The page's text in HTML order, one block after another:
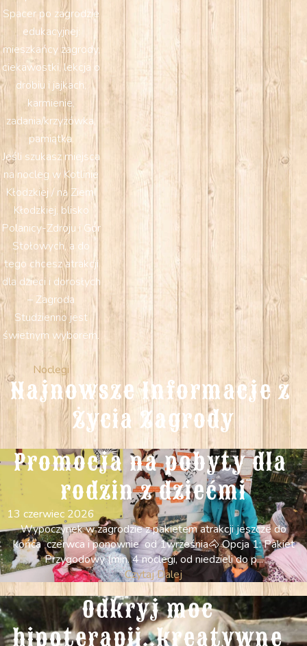
Spacer po zagrodzie
edukacyjnej:
mieszkańcy zagrody,
ciekawostki, lekcja o
drobiu i jajkach,
karmienie,
zadania/krzyżówka,
pamiątka.
Jeśli szukasz miejsca
na nocleg w Kotlinie
Kłodzkiej / na Ziemi
Kłodzkiej, blisko
Polanicy-Zdroju i Gór
Stołowych, a do
tego chcesz atrakcji
dla dzieci i dorosłych
– Zagroda
Studzienno jest
świetnym wyborem.
.
Noclegi
Najnowsze Informacje z
Życia Zagrody
Promocja na pobyty dla
rodzin z dziećmi
13 czerwiec 2026
Wypoczynek w zagrodzie z pakietem atrakcji jeszcze do
końca czerwca i ponownie od 1września ​ ​🐴 Opcja 1: Pakiet
Przygodowy (min. 4 noclegi, od niedzieli do p...
Czytaj Dalej
Odkryj moc
hipoterapii..kreatywne